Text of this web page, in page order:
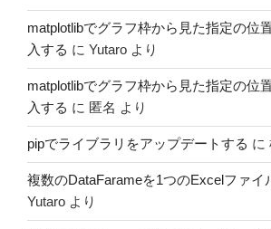
matplotlibでグラフ枠から見た指定の位
入する に Yutaro より
matplotlibでグラフ枠から見た指定の位
入する に 匿名 より
pipでライブラリをアップデートする に
複数のDataFarameを1つのExcelファイ
Yutaro より